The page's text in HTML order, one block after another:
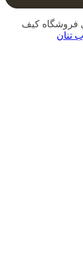
فروشگاه کیف
تنان